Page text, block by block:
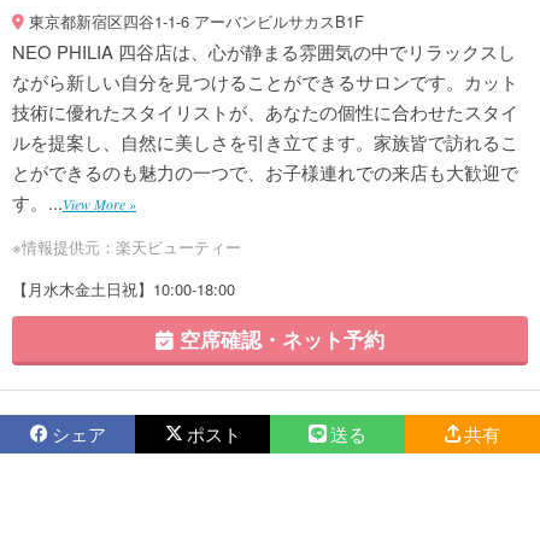
東京都新宿区四谷1-1-6 アーバンビルサカスB1F
NEO PHILIA 四谷店は、心が静まる雰囲気の中でリラックスし
ながら新しい自分を見つけることができるサロンです。カット
技術に優れたスタイリストが、あなたの個性に合わせたスタイ
ルを提案し、自然に美しさを引き立てます。家族皆で訪れるこ
とができるのも魅力の一つで、お子様連れでの来店も大歓迎で
す。...View More »
※情報提供元：楽天ビューティー
【月水木金土日祝】10:00-18:00
空席確認・ネット予約
シェア ポスト 送る 共有